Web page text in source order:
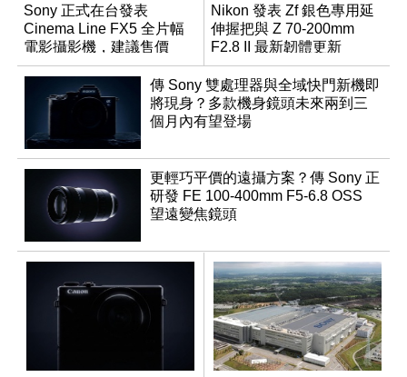
Sony 正式在台發表
Cinema Line FX5 全片幅
電影攝影機，建議售價
NT$144,980
Nikon 發表 Zf 銀色專用延
伸握把與 Z 70-200mm
F2.8 II 最新韌體更新
傳 Sony 雙處理器與全域快門新機即
將現身？多款機身鏡頭未來兩到三
個月內有望登場
更輕巧平價的遠攝方案？傳 Sony 正
研發 FE 100-400mm F5-6.8 OSS
望遠變焦鏡頭